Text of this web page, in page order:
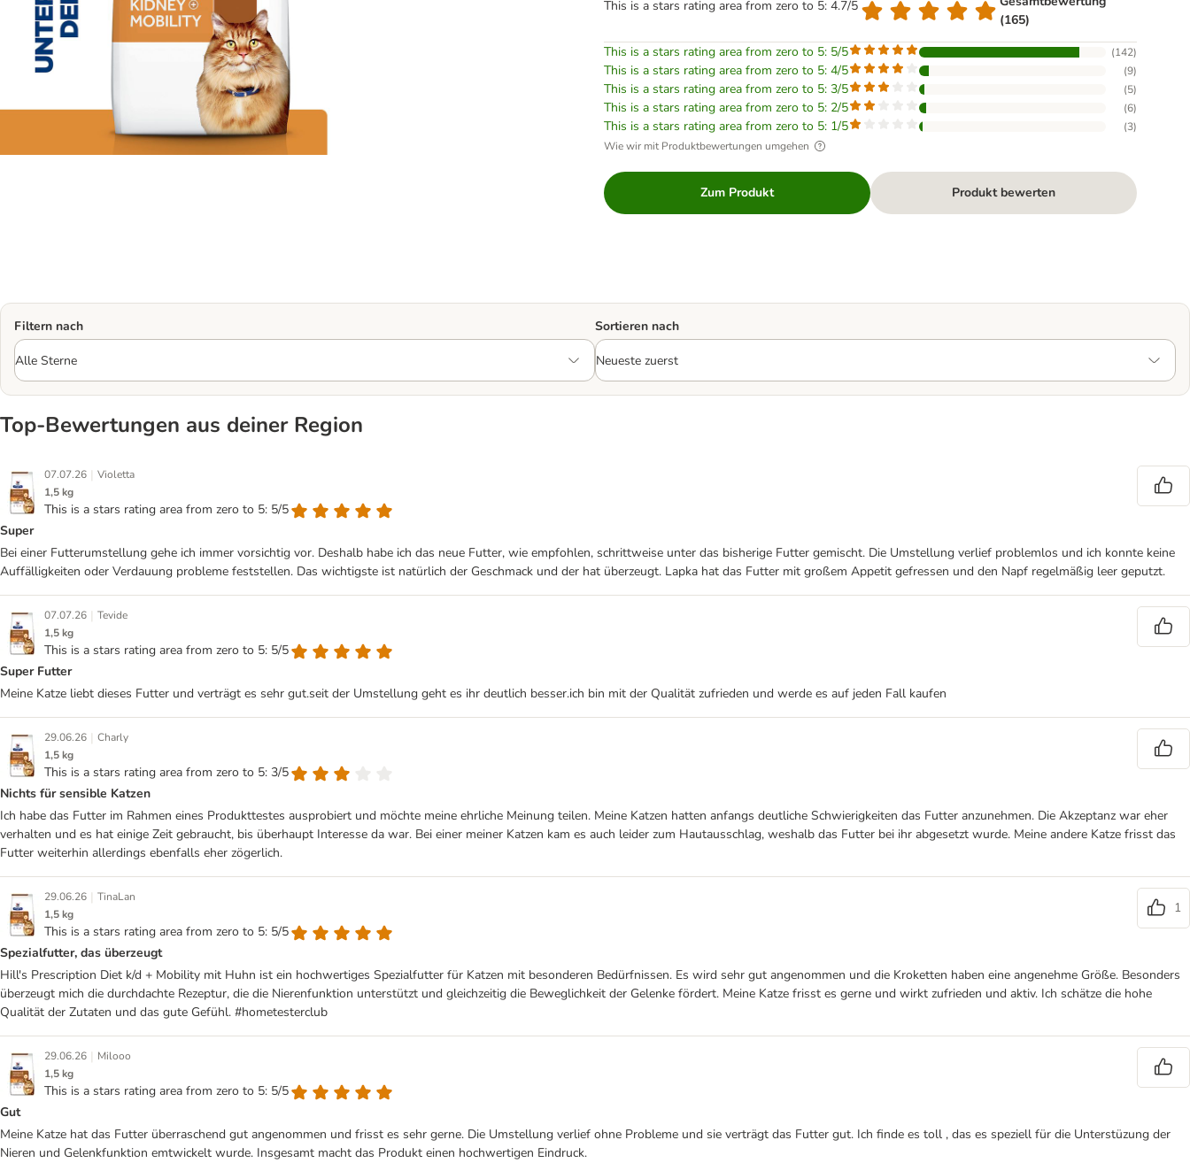
This is a stars rating area from zero to 5: 4.7/5
(165)
This is a stars rating area from zero to 5: 5/5
(142)
This is a stars rating area from zero to 5: 4/5 (9)
This is a stars rating area from zero to 5: 3/5 (5)
This is a stars rating area from zero to 5: 2/5 (6)
This is a stars rating area from zero to 5: 1/5 (3)
Wie wir mit Produktbewertungen umgehen
Zum Produkt Produkt bewerten
Filtern nach Sortieren nach
Top‑Bewertungen aus deiner Region
07.07.26 | Violetta
1,5 kg
This is a stars rating area from zero to 5: 5/5
Super
Bei einer Futterumstellung gehe ich immer vorsichtig vor. Deshalb habe ich das neue Futter, wie empfohlen, schrittweise unter das bisherige Futter gemischt. Die Umstellung verlief problemlos und ich konnte keine
Auffälligkeiten oder Verdauung probleme feststellen. Das wichtigste ist natürlich der Geschmack und der hat überzeugt. Lapka hat das Futter mit großem Appetit gefressen und den Napf regelmäßig leer geputzt.
07.07.26 | Tevide
1,5 kg
This is a stars rating area from zero to 5: 5/5
Super Futter
Meine Katze liebt dieses Futter und verträgt es sehr gut.seit der Umstellung geht es ihr deutlich besser.ich bin mit der Qualität zufrieden und werde es auf jeden Fall kaufen
29.06.26 | Charly
1,5 kg
This is a stars rating area from zero to 5: 3/5
Nichts für sensible Katzen
Ich habe das Futter im Rahmen eines Produkttestes ausprobiert und möchte meine ehrliche Meinung teilen. Meine Katzen hatten anfangs deutliche Schwierigkeiten das Futter anzunehmen. Die Akzeptanz war eher
verhalten und es hat einige Zeit gebraucht, bis überhaupt Interesse da war. Bei einer meiner Katzen kam es auch leider zum Hautausschlag, weshalb das Futter bei ihr abgesetzt wurde. Meine andere Katze frisst das
Futter weiterhin allerdings ebenfalls eher zögerlich.
29.06.26 | TinaLan
1,5 kg
This is a stars rating area from zero to 5: 5/5
1
Spezialfutter, das überzeugt
Hill's Prescription Diet k/d + Mobility mit Huhn ist ein hochwertiges Spezialfutter für Katzen mit besonderen Bedürfnissen. Es wird sehr gut angenommen und die Kroketten haben eine angenehme Größe. Besonders
überzeugt mich die durchdachte Rezeptur, die die Nierenfunktion unterstützt und gleichzeitig die Beweglichkeit der Gelenke fördert. Meine Katze frisst es gerne und wirkt zufrieden und aktiv. Ich schätze die hohe
Qualität der Zutaten und das gute Gefühl. #hometesterclub
29.06.26 | Milooo
1,5 kg
This is a stars rating area from zero to 5: 5/5
Gut
Meine Katze hat das Futter überraschend gut angenommen und frisst es sehr gerne. Die Umstellung verlief ohne Probleme und sie verträgt das Futter gut. Ich finde es toll , das es speziell für die Unterstüzung der
Nieren und Gelenkfunktion emtwickelt wurde. Insgesamt macht das Produkt einen hochwertigen Eindruck.